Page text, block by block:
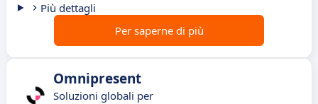
Più dettagli
Per saperne di più
Omnipresent
Soluzioni globali per